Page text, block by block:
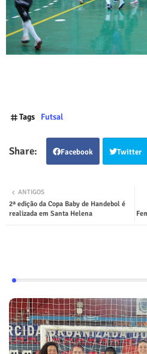
Tags Futsal
Facebook Twitter
ANTIGOS
2ª edição da Copa Baby de Handebol é
realizada em Santa Helena